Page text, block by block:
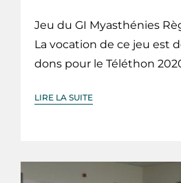
Jeu du GI Myasthénies
La vocation de ce jeu est
dons pour le Téléthon
LIRE LA SUITE